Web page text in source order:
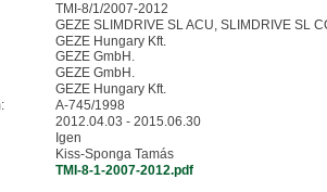
TMI-8/1/2007-2012
GEZE SLIMDRIVE SL ACU, SLIMDRIVE SL
GEZE Hungary Kft.
GEZE GmbH.
GEZE GmbH.
GEZE Hungary Kft.
A-745/1998
2012.04.03 - 2015.06.30
Igen
Kiss-Sponga Tamás
TMI-8-1-2007-2012.pdf